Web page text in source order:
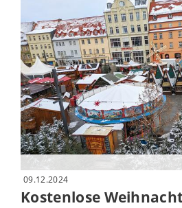
09.12.2024
Kostenlose